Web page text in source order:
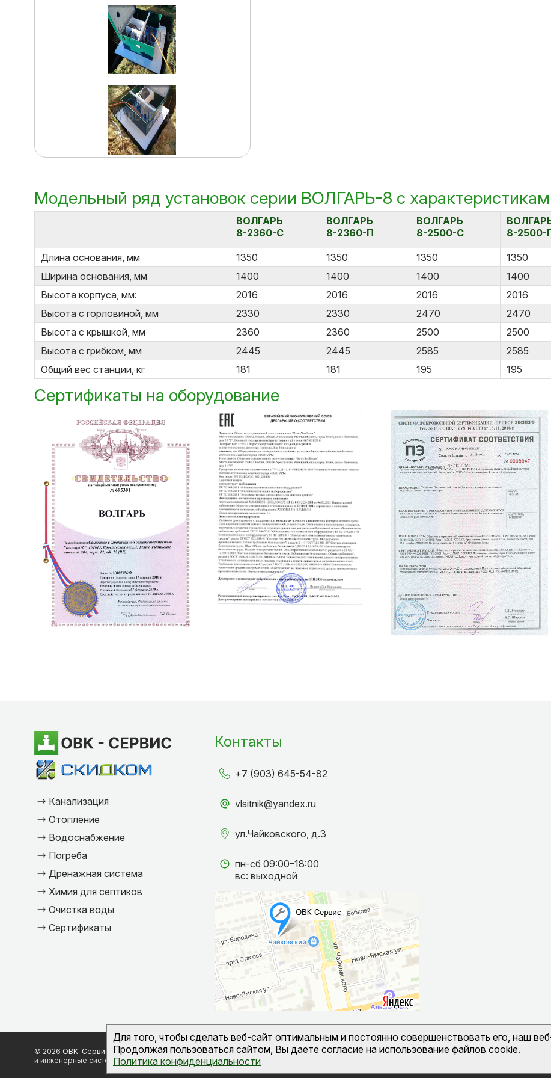
Для того, чтобы сделать веб-сайт оптимальным и постоянно совершенствовать его, наш
Продолжая пользоваться сайтом, Вы даете согласие на использование файлов cookie.
Политика конфиденциальности
Модельный ряд установок серии ВОЛГАРЬ-8 с
ВОЛГАРЬ
8-2360-С
ВОЛГАРЬ
8-2360-П
ВОЛГАРЬ
8-2500-С
8-2500-
Длина основания, мм 1350 1350 1350 1350
Ширина основания, мм
1400 1400 1400 1400
Высота корпуса, мм:
2016 2016 2016 2016
Высота с горловиной, мм
2330 2330 2470 2470
Высота с крышкой, мм
2360 2360 2500 2500
Высота с грибком, мм
2445 2445 2585 2585
Общий вес станции, кг
181 181 195 195
Сертификаты на оборудование
Канализация
Отопление
Водоснабжение
Погреба
Дренажная система
Химия для септиков
Очистка воды
Сертификаты
Контакты
+7 (903) 645-54-82
vlsitnik@yandex.ru
ул.Чайковского, д.3
пн-сб 09:00–18:00
вс: выходной
© 2026 ОВК-Сервис
канализационные септики
и инженерные системы во Владимире
Политика конфиденциальности